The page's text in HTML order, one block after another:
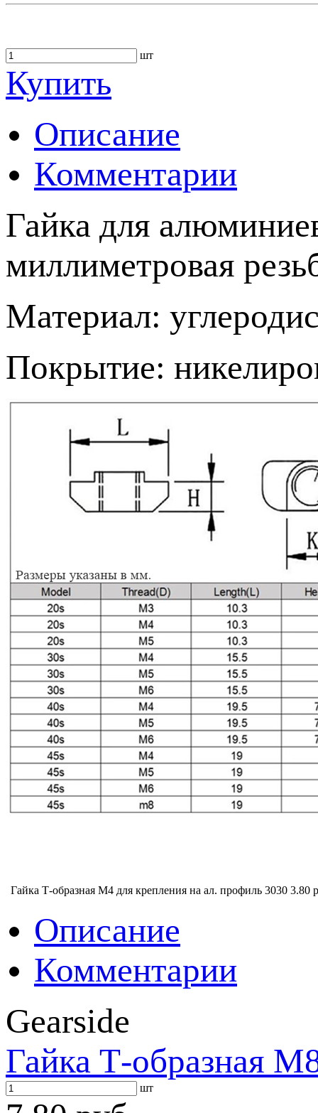
шт
Купить
Описание
Комментарии
Гайка для
миллиметровая
Материал:
Покрытие:
Гайка Т-образная M4 для крепления на ал. профиль 3030 3.80
Описание
Комментарии
Gearside
Гайка Т-образная
шт